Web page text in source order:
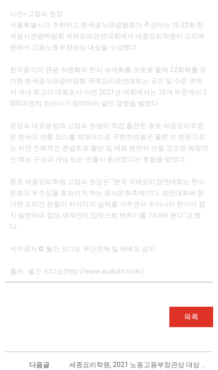
사진=고정숙 원장
서울특별시가 주최하고 한국음식관광협회가 주관하는 제 22회 한
국음식관광박람회 국제요리경연대회에서 세종요리학원이 요리부
문에서 고용노동부장관상 대상을 수상했다.
한국음식의 관광 자원화와 한식 세계화를 모토로 올해 22회째를 맞
이한 한국음식관광박람회 국제요리경연대회는 규모 및 수준 면에
서 국내 최고의 대회로서 이번 2021년 대회에서는 10개 부문에서 2
000여명의 조리사가 참여하여 열띤 경쟁을 벌였다.
조영숙 대표원장과 고정숙 원장이 직접 출전한 종로 세종요리학원
은 한국의 전통 요리를 체계적으로 구현하였음은 물론 또 한편으로
는 자연 친화적인 콘셉트로 웰빙 및 재료 본연의 맛을 강조한 독창적
인 메뉴 구성과 개성 있는 연출이 돋보였다는 호평을 받았다.
종로 세종요리학원 고정숙 원장은 “한국 국제요리경연대회는 한식
문화의 우수성을 돋보이게 하는 음식문화축제이다. 경연대회에 참
가한 조리인 분들이 저마다의 실력을 겨루면서 우리나라 한식이 점
차 발전하여 점점 세계인의 입맛으로 변하기를 기대해 본다”고 했
다.
저작권자 © 월간 오디오 무단전재 및 재배포 금지
출처 : 월간 오디오(http://www.audioht.co.kr)
목록
다음글